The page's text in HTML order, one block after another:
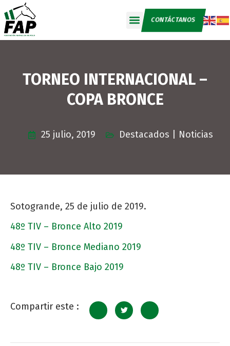
CONTÁCTANOS
TORNEO INTERNACIONAL –
COPA BRONCE
25 julio, 2019 Destacados Noticias
Sotogrande, 25 de julio de 2019.
48º TIV – Bronce Alto 2019
48º TIV – Bronce Mediano 2019
48º TIV – Bronce Bajo 2019
Compartir este :